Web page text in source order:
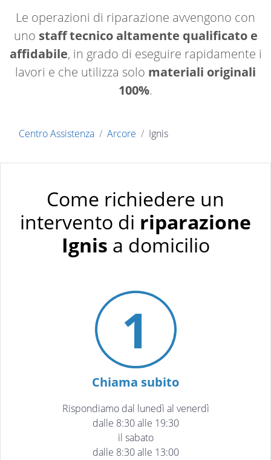
Le operazioni di riparazione avvengono con
uno staff tecnico altamente qualificato e
affidabile, in grado di eseguire rapidamente i
lavori e che utilizza solo materiali originali
100%.
Centro Assistenza Arcore Ignis
Come richiedere un
intervento di riparazione
Ignis a domicilio
1
Chiama subito
Rispondiamo dal lunedì al venerdì
dalle 8:30 alle 19:30
il sabato
dalle 8:30 alle 13:00